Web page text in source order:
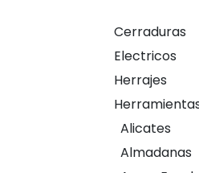
Cerraduras
Electricos
Herrajes
Alicates
Almadanas